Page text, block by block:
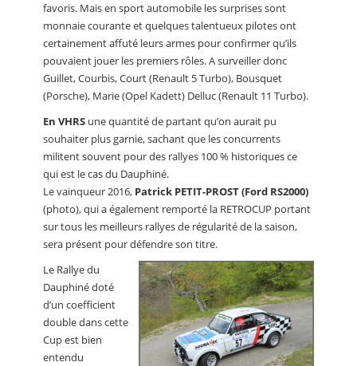
favoris. Mais en sport automobile les surprises sont
monnaie courante et quelques talentueux pilotes ont
certainement affuté leurs armes pour confirmer qu’ils
pouvaient jouer les premiers rôles. A surveiller donc
Guillet, Courbis, Court (Renault 5 Turbo), Bousquet
(Porsche), Marie (Opel Kadett) Delluc (Renault 11 Turbo).
En VHRS une quantité de partant qu’on aurait pu
souhaiter plus garnie, sachant que les concurrents
militent souvent pour des rallyes 100 % historiques ce
qui est le cas du Dauphiné.
Le vainqueur 2016, Patrick PETIT-PROST (Ford RS2000)
(photo), qui a également remporté la RETROCUP portant
sur tous les meilleurs rallyes de régularité de la saison,
sera présent pour défendre son titre.
Le Rallye du
Dauphiné doté
d’un coefficient
double dans cette
Cup est bien
entendu